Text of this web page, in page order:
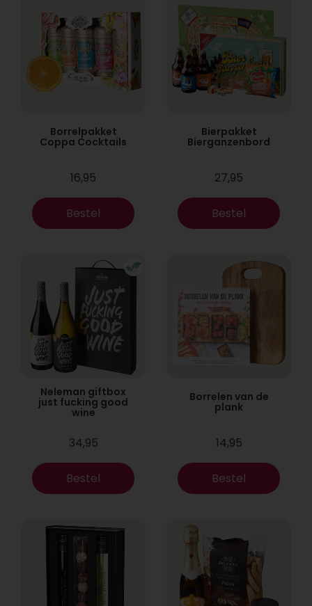
Borrelpakket
Coppa Cocktails
16,95
Bestel
Bierpakket
Bierganzenbord
27,95
Bestel
Neleman giftbox
just fucking good
wine
34,95
Bestel
Borrelen van de
plank
14,95
Bestel